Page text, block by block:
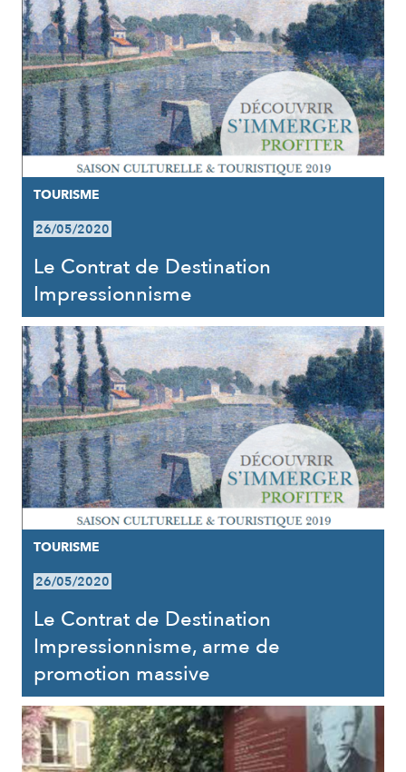
TOURISME
26/05/2020
Le Contrat de Destination
Impressionnisme
TOURISME
26/05/2020
Le Contrat de Destination
Impressionnisme, arme de
promotion massive